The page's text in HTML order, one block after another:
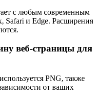
с любым современным
Safari и Edge. Расширения
веб-страницы для
PNG, также
от ваших